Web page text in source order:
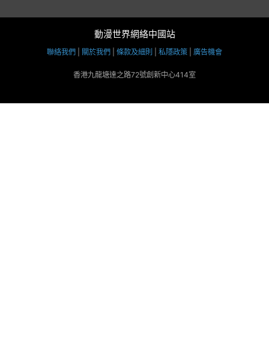
動漫世界網絡中國站
聯絡我們 關於我們 條款及細則 私隱政策 廣告機會
香港九龍塘達之路72號創新中心414室